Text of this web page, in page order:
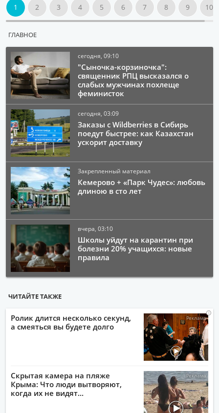
1 2 3 4 5 6 7 8 9 10
ГЛАВНОЕ
сегодня, 09:10
"Сыночка-корзиночка":
священник РПЦ высказался о
слабых мужчинах похлеще
феминисток
сегодня, 03:09
Заказы с Wildberries в Сибирь
поедут быстрее: как Казахстан
ускорит доставку
Закрепленный материал
Кемерово + «Парк Чудес»: любовь
длиною в сто лет
вчера, 03:10
Школы уйдут на карантин при
болезни 20% учащихся: новые
правила
ЧИТАЙТЕ ТАКЖЕ
i
Ролик длится несколько секунд,
а смеяться вы будете долго
i
Скрытая камера на пляже
Крыма: Что люди вытворяют,
когда их не видят...
ii